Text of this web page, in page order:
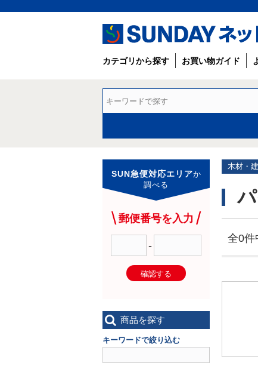
カテゴリから探す お買い物ガイド
木材・
全0件
SUN急便対応エリアか
調べる
郵便番号を入力
-
確認する
商品を探す
キーワードで絞り込む